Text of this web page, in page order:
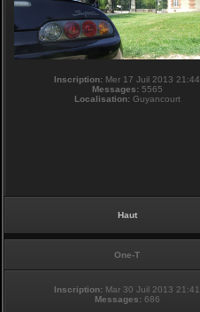
Inscription: Mer 17 Juil 2013 21:44
Messages:5565
Localisation:Guyancourt
Haut
One-T
Inscription: Mar 30 Juil 2013 21:41
Messages:686